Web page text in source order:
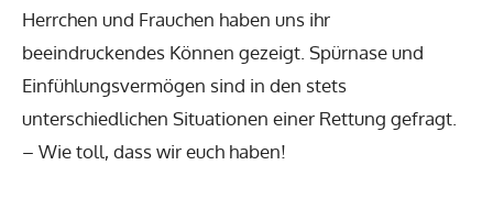
Herrchen und Frauchen haben uns ihr
beeindruckendes Können gezeigt. Spürnase und
Einfühlungsvermögen sind in den stets
unterschiedlichen Situationen einer Rettung gefragt.
– Wie toll, dass wir euch haben!